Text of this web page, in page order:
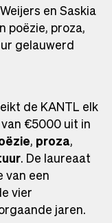
en Saskia
poëzie, proza,
gelauwerd
de KANTL elk
€5000 uit in
, proza,
. De laureaat
van een
vier
jaren.